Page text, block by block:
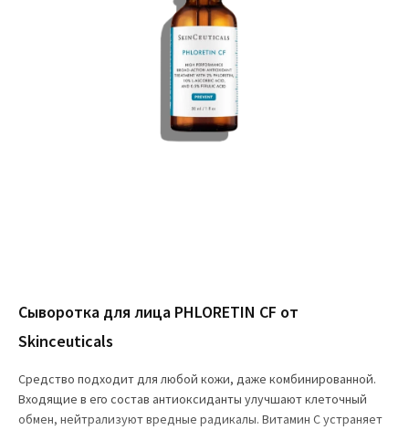
Сыворотка для лица PHLORETIN CF от
Skinceuticals
Средство подходит для любой кожи, даже комбинированной.
Входящие в его состав антиоксиданты улучшают клеточный
обмен, нейтрализуют вредные радикалы. Витамин С устраняет